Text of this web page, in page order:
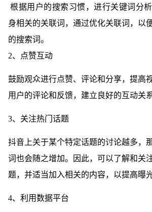
根据用户的搜索习惯，进行关键词分
身相关的关联词，通过优化关联词，以
的搜索词。
2、点赞互动
鼓励观众进行点赞、评论和分享，提高
用户的评论和反馈，建立良好的互动关系
3、关注热门话题
抖音上关于某个特定话题的讨论越多，
词也会随之增加。因此，可以了解和关
题，并适当加入相关的内容，以提高曝
4、利用数据平台